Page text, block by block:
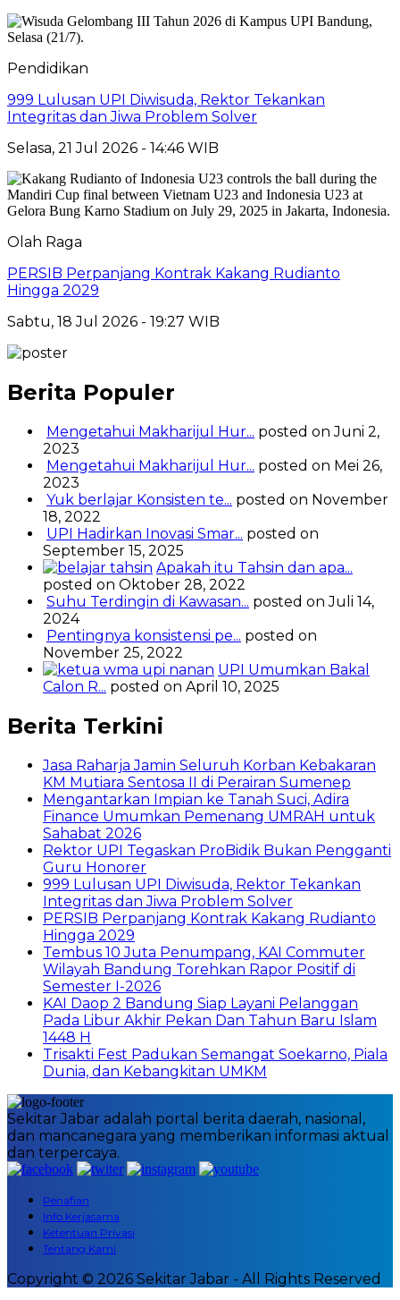
Pendidikan
999 Lulusan UPI Diwisuda, Rektor Tekankan
Integritas dan Jiwa Problem Solver
Selasa, 21 Jul 2026 - 14:46 WIB
Olah Raga
PERSIB Perpanjang Kontrak Kakang Rudianto
Hingga 2029
Sabtu, 18 Jul 2026 - 19:27 WIB
Berita Populer
Mengetahui Makharijul Hur... posted on Juni 2,
2023
Mengetahui Makharijul Hur... posted on Mei 26,
2023
Yuk berlajar Konsisten te... posted on November
18, 2022
UPI Hadirkan Inovasi Smar... posted on
September 15, 2025
Apakah itu Tahsin dan apa...
posted on Oktober 28, 2022
Suhu Terdingin di Kawasan... posted on Juli 14,
2024
Pentingnya konsistensi pe... posted on
November 25, 2022
UPI Umumkan Bakal
Calon R... posted on April 10, 2025
Berita Terkini
Jasa Raharja Jamin Seluruh Korban Kebakaran
KM Mutiara Sentosa II di Perairan Sumenep
Mengantarkan Impian ke Tanah Suci, Adira
Finance Umumkan Pemenang UMRAH untuk
Sahabat 2026
Rektor UPI Tegaskan ProBidik Bukan Pengganti
Guru Honorer
999 Lulusan UPI Diwisuda, Rektor Tekankan
Integritas dan Jiwa Problem Solver
PERSIB Perpanjang Kontrak Kakang Rudianto
Hingga 2029
Tembus 10 Juta Penumpang, KAI Commuter
Wilayah Bandung Torehkan Rapor Positif di
Semester I-2026
KAI Daop 2 Bandung Siap Layani Pelanggan
Pada Libur Akhir Pekan Dan Tahun Baru Islam
1448 H
Trisakti Fest Padukan Semangat Soekarno, Piala
Dunia, dan Kebangkitan UMKM
Sekitar Jabar adalah portal berita daerah, nasional,
dan mancanegara yang memberikan informasi aktual
dan terpercaya.
Penafian
Info Kerjasama
Ketentuan Privasi
Tentang Kami
Copyright © 2026 Sekitar Jabar - All Rights Reserved